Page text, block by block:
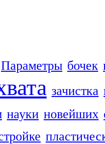
Параметры бочек
зачистка
науки новейших